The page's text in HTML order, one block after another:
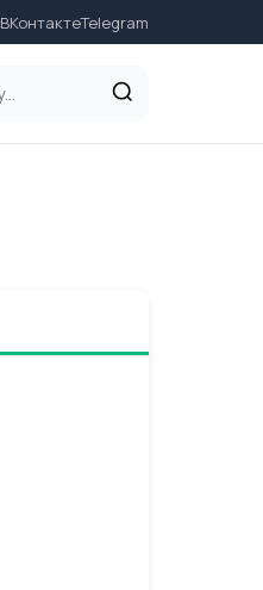
ВКонтактеTelegram